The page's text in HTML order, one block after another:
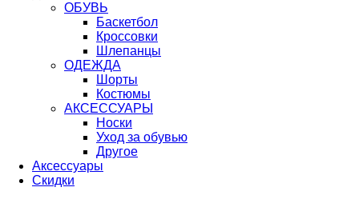
ОБУВЬ
Баскетбол
Кроссовки
Шлепанцы
ОДЕЖДА
Шорты
Костюмы
АКСЕССУАРЫ
Носки
Уход за обувью
Другое
Аксессуары
Скидки